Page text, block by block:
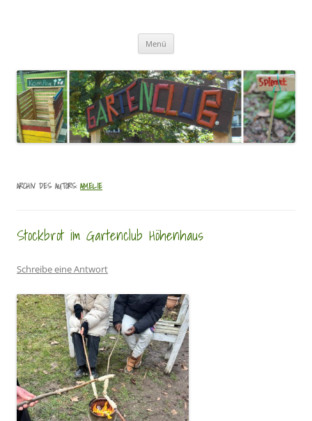
Menü
ARCHIV DES AUTORS: AMELIE
Stockbrot im Gartenclub Höhenhaus
Schreibe eine Antwort